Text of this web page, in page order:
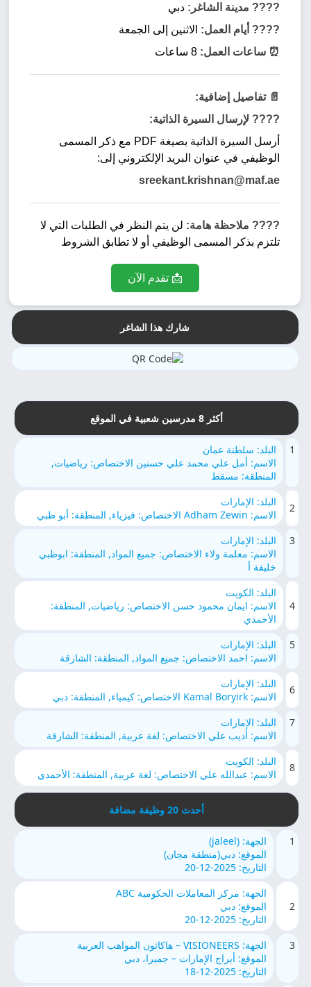
???? مدينة الشاغر: دبي
???? أيام العمل: الاثنين إلى الجمعة
⏰ ساعات العمل:
📄 تفاصيل إضافية:
???? لإرسال السيرة الذاتية:
أرسل السيرة الذاتية بصيغة PDF مع ذكر المسمى
الوظيفي في عنوان البريد الإلكتروني إلى:
sreekant.krishnan@maf.ae
???? ملاحظة هامة: لن يتم النظر في الطلبات التي لا
تلتزم بذكر المسمى الوظيفي أو لا تطابق الشروط
📩 تقدم الآن
شارك هذا الشاغر
أكثر 8 مدرسين شعبية في الموقع
1
البلد: سلطنة عمان
الاسم: أمل علي محمد علي حسنين الاختصاص: رياضيات,
المنطقة: مسقط
2
البلد: الإمارات
الاسم: Adham Zewin الاختصاص: فيزياء, المنطقة: أبو ظبي
3
البلد: الإمارات
الاسم: معلمة ولاء الاختصاص: جميع المواد, المنطقة: ابوظبي
خليفة أ
4
البلد: الكويت
الاسم: ايمان محمود حسن الاختصاص: رياضيات, المنطقة:
الأحمدي
5
البلد: الإمارات
الاسم: احمد الاختصاص: جميع المواد, المنطقة: الشارقة
6
البلد: الإمارات
الاسم: Kamal Boryirk الاختصاص: كيمياء, المنطقة: دبي
7
البلد: الإمارات
الاسم: أديب علي الاختصاص: لغة عربية, المنطقة: الشارقة
8
البلد: الكويت
الاسم: عبدالله علي الاختصاص: لغة عربية, المنطقة: الأحمدي
أحدث 20 وظيفة مضافة
1
الجهة: (jaleel)
الموقع: دبي(منطقة مجان)
التاريخ: 2025-12-20
2
الجهة: مركز المعاملات الحكومية ABC
الموقع: دبي
التاريخ: 2025-12-20
3
الجهة: VISIONEERS – هاكاثون المواهب العربية
الموقع: أبراج الإمارات – جميرا، دبي
التاريخ: 2025-12-18